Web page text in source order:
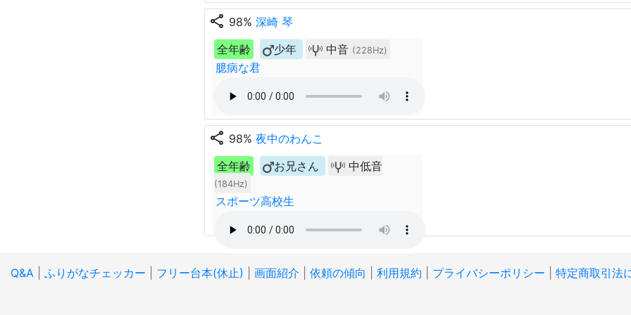
share 98% 深崎 琴
全年齢
少年 中音 (228Hz)
臆病な君
share 98% 夜中のわんこ
全年齢
お兄さん 中低音
(184Hz)
スポーツ高校生
Q&A ふりがなチェッカー フリー台本(休止) 画面紹介 依頼の傾向 利用規約 プライバシーポリシー 特定商取引法